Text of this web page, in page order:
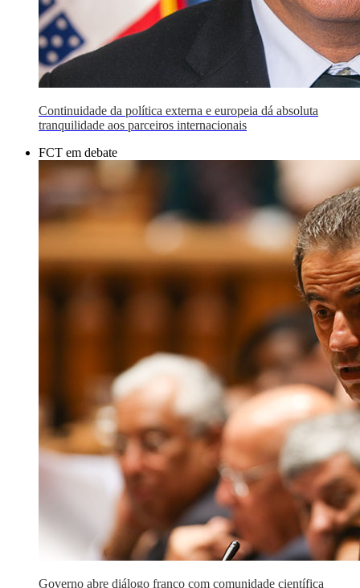
Continuidade da política externa e europeia dá absoluta
tranquilidade aos parceiros internacionais
FCT em debate
Governo abre diálogo franco com comunidade científica